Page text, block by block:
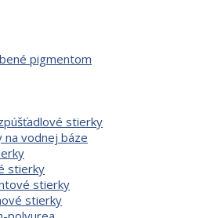
pigmentom
stierky
na vodnej báze
stierky
stierky
stierky